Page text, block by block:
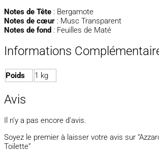
Notes de Tête : Bergamote
Notes de cœur : Musc Transparent
Notes de fond : Feuilles de Maté
Informations
Poids 1 kg
Avis
Il n’y a pas encore d’avis.
Soyez le premier à laisser votre avis sur
Toilette”